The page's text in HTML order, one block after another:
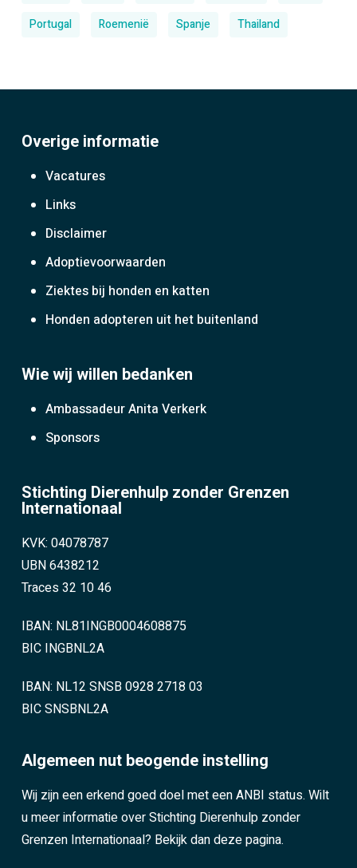
Portugal
Roemenië Spanje Thailand
Overige informatie
Vacatures
Links
Disclaimer
Adoptievoorwaarden
Ziektes bij honden en katten
Honden adopteren uit het buitenland
Wie wij willen bedanken
Ambassadeur Anita Verkerk
Sponsors
Stichting Dierenhulp zonder Grenzen
Internationaal
KVK: 04078787
UBN 6438212
Traces 32 10 46
IBAN: NL81INGB0004608875
BIC INGBNL2A
IBAN: NL12 SNSB 0928 2718 03
BIC SNSBNL2A
Algemeen nut beogende instelling
Wij zijn een erkend goed doel met een ANBI status. Wilt
u meer informatie over Stichting Dierenhulp zonder
Grenzen Internationaal? Bekijk dan deze pagina.